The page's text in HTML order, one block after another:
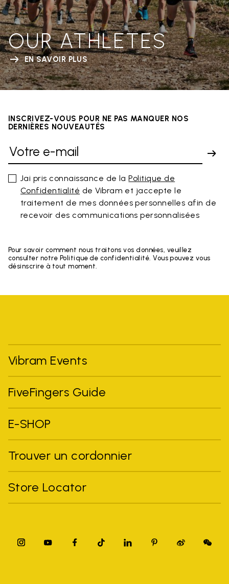
OUR ATHLETES
EN SAVOIR PLUS
INSCRIVEZ-VOUS POUR NE PAS MANQUER NOS
DERNIÈRES NOUVEAUTÉS
Jai pris connaissance de laPolitique de
Confidentialité de Vibram et jaccepte le
traitement de mes données personnelles afin de
recevoir des communications personnalisées
Pour savoir comment nous traitons vos données, veuillez
consulter notre Politique de confidentialité. Vous pouvez vous
désinscrire à tout moment.
Vibram Events
FiveFingers Guide
E-SHOP
Trouver un cordonnier
Store Locator